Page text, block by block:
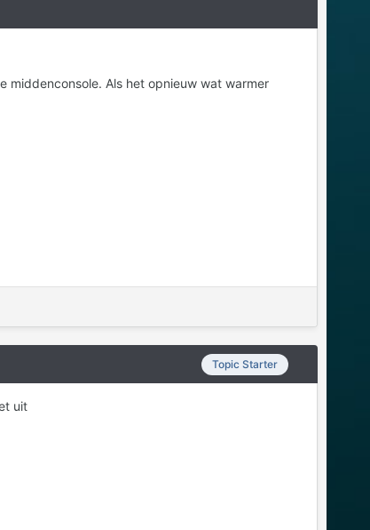
middenconsole. Als het opnieuw wat warmer
Topic Starter
uit